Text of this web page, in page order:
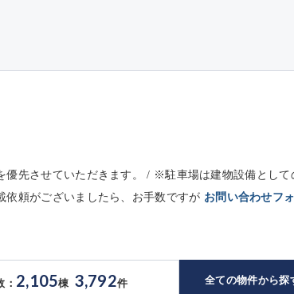
先させていただきます。 / ※駐車場は建物設備とし
頼がございましたら、お手数ですが お問い合わせフ
： 2,105棟 3,792件 全ての物件から探